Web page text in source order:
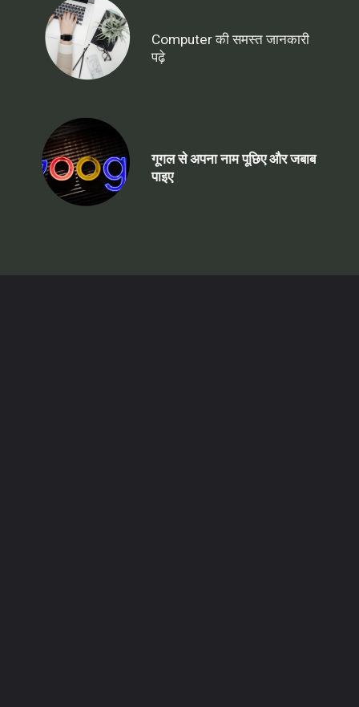
Computer की समस्त जानकारी
पढ़े
गूगल से अपना नाम पूछिए और जबाब
पाइए